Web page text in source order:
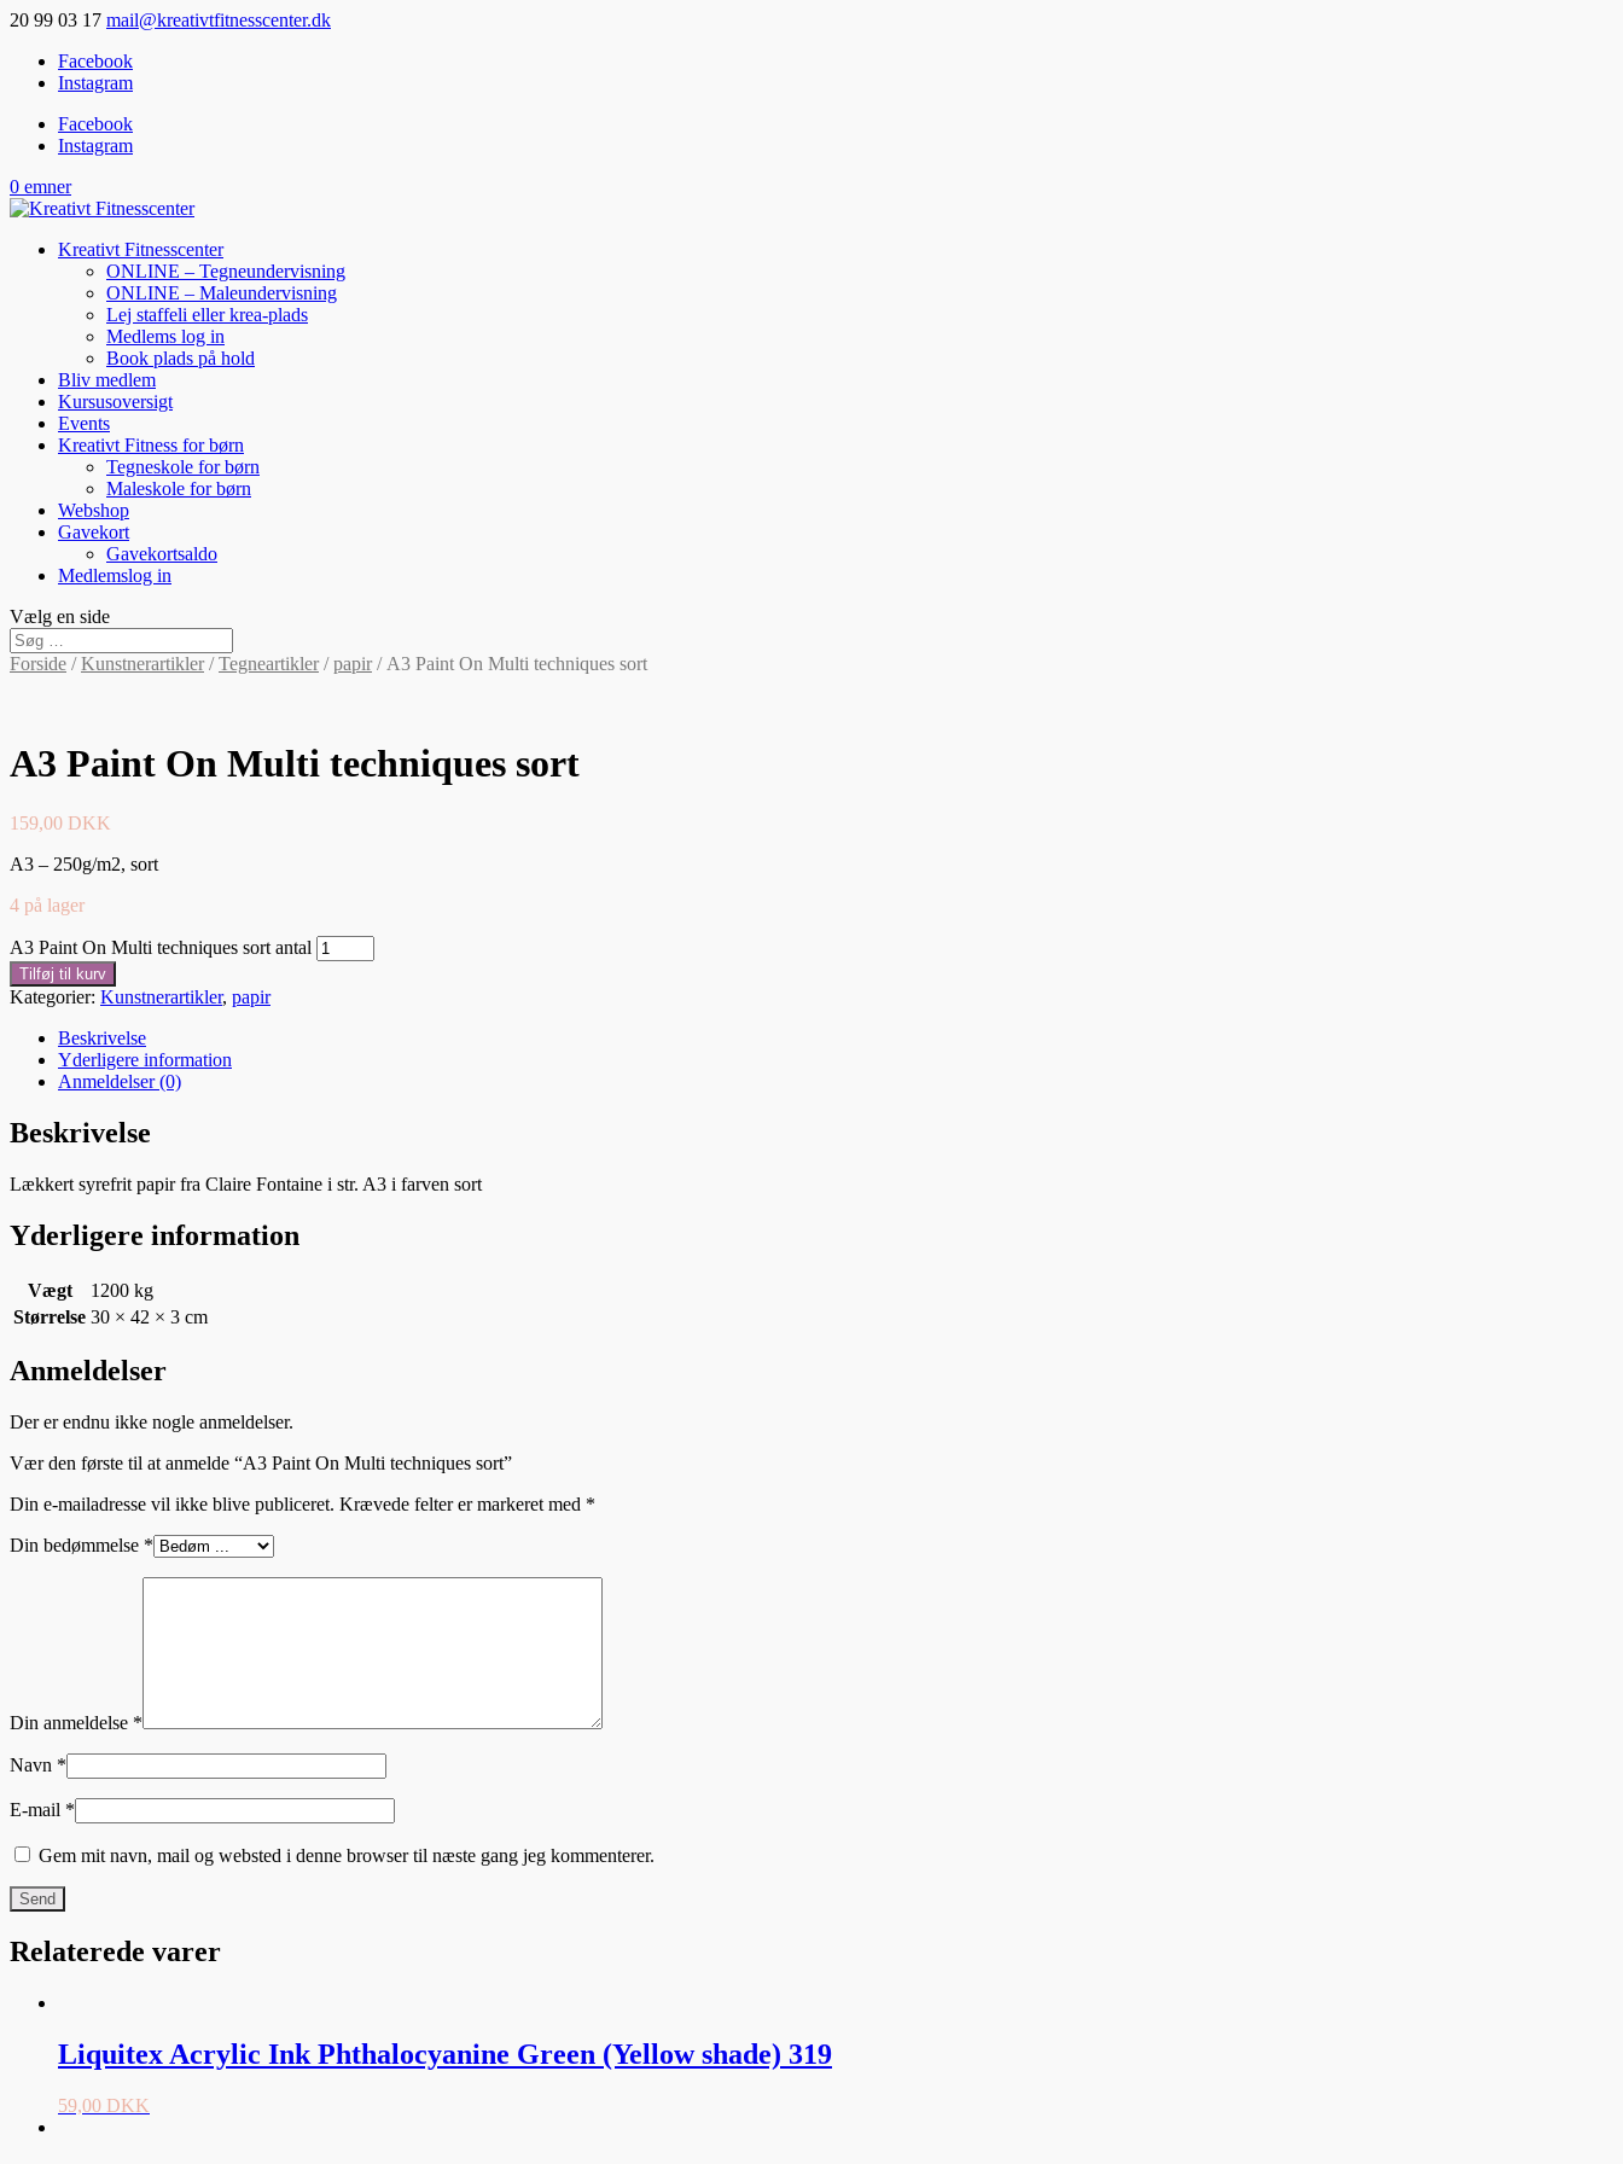
20 99 03 17 mail@kreativtfitnesscenter.dk
Facebook
Instagram
Facebook
Instagram
0 emner
Kreativt Fitnesscenter
ONLINE – Tegneundervisning
ONLINE – Maleundervisning
Lej staffeli eller krea-plads
Medlems log in
Book plads på hold
Bliv medlem
Kursusoversigt
Events
Kreativt Fitness for børn
Tegneskole for børn
Maleskole for børn
Webshop
Gavekort
Gavekortsaldo
Medlemslog in
Vælg en side
Forside /Kunstnerartikler/Tegneartikler/papir/ A3 Paint On Multi techniques sort
A3 Paint On Multi techniques sort
159,00 DKK
A3 – 250g/m2, sort
4 på lager
A3 Paint On Multi techniques sort antal
Tilføj til kurv
Kategorier: Kunstnerartikler, papir
Beskrivelse
Yderligere information
Anmeldelser (0)
Beskrivelse
Lækkert syrefrit papir fra Claire Fontaine i str. A3 i farven sort
Yderligere information
Vægt
1200 kg
Størrelse 30 × 42 × 3 cm
Anmeldelser
Der er endnu ikke nogle anmeldelser.
Vær den første til at anmelde “A3 Paint On Multi techniques sort”
Din e-mailadresse vil ikke blive publiceret. Krævede felter er markeret med *
Din bedømmelse *
Din anmeldelse *
Navn *
E-mail *
Gem mit navn, mail og websted i denne browser til næste gang jeg kommenterer.
Relaterede varer
Liquitex Acrylic Ink Phthalocyanine Green (Yellow shade) 319
59,00 DKK